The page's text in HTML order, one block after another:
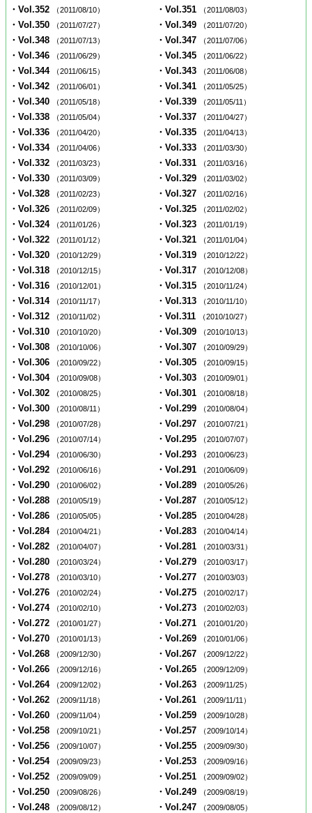
・Vol.352 （2011/08/10） ・Vol.351 （2011/08/03）
・Vol.350 （2011/07/27） ・Vol.349 （2011/07/20）
・Vol.348 （2011/07/13） ・Vol.347 （2011/07/06）
・Vol.346 （2011/06/29） ・Vol.345 （2011/06/22）
・Vol.344 （2011/06/15） ・Vol.343 （2011/06/08）
・Vol.342 （2011/06/01） ・Vol.341 （2011/05/25）
・Vol.340 （2011/05/18） ・Vol.339 （2011/05/11）
・Vol.338 （2011/05/04） ・Vol.337 （2011/04/27）
・Vol.336 （2011/04/20） ・Vol.335 （2011/04/13）
・Vol.334 （2011/04/06） ・Vol.333 （2011/03/30）
・Vol.332 （2011/03/23） ・Vol.331 （2011/03/16）
・Vol.330 （2011/03/09） ・Vol.329 （2011/03/02）
・Vol.328 （2011/02/23） ・Vol.327 （2011/02/16）
・Vol.326 （2011/02/09） ・Vol.325 （2011/02/02）
・Vol.324 （2011/01/26） ・Vol.323 （2011/01/19）
・Vol.322 （2011/01/12） ・Vol.321 （2011/01/04）
・Vol.320 （2010/12/29） ・Vol.319 （2010/12/22）
・Vol.318 （2010/12/15） ・Vol.317 （2010/12/08）
・Vol.316 （2010/12/01） ・Vol.315 （2010/11/24）
・Vol.314 （2010/11/17） ・Vol.313 （2010/11/10）
・Vol.312 （2010/11/02） ・Vol.311 （2010/10/27）
・Vol.310 （2010/10/20） ・Vol.309 （2010/10/13）
・Vol.308 （2010/10/06） ・Vol.307 （2010/09/29）
・Vol.306 （2010/09/22） ・Vol.305 （2010/09/15）
・Vol.304 （2010/09/08） ・Vol.303 （2010/09/01）
・Vol.302 （2010/08/25） ・Vol.301 （2010/08/18）
・Vol.300 （2010/08/11） ・Vol.299 （2010/08/04）
・Vol.298 （2010/07/28） ・Vol.297 （2010/07/21）
・Vol.296 （2010/07/14） ・Vol.295 （2010/07/07）
・Vol.294 （2010/06/30） ・Vol.293 （2010/06/23）
・Vol.292 （2010/06/16） ・Vol.291 （2010/06/09）
・Vol.290 （2010/06/02） ・Vol.289 （2010/05/26）
・Vol.288 （2010/05/19） ・Vol.287 （2010/05/12）
・Vol.286 （2010/05/05） ・Vol.285 （2010/04/28）
・Vol.284 （2010/04/21） ・Vol.283 （2010/04/14）
・Vol.282 （2010/04/07） ・Vol.281 （2010/03/31）
・Vol.280 （2010/03/24） ・Vol.279 （2010/03/17）
・Vol.278 （2010/03/10） ・Vol.277 （2010/03/03）
・Vol.276 （2010/02/24） ・Vol.275 （2010/02/17）
・Vol.274 （2010/02/10） ・Vol.273 （2010/02/03）
・Vol.272 （2010/01/27） ・Vol.271 （2010/01/20）
・Vol.270 （2010/01/13） ・Vol.269 （2010/01/06）
・Vol.268 （2009/12/30） ・Vol.267 （2009/12/22）
・Vol.266 （2009/12/16） ・Vol.265 （2009/12/09）
・Vol.264 （2009/12/02） ・Vol.263 （2009/11/25）
・Vol.262 （2009/11/18） ・Vol.261 （2009/11/11）
・Vol.260 （2009/11/04） ・Vol.259 （2009/10/28）
・Vol.258 （2009/10/21） ・Vol.257 （2009/10/14）
・Vol.256 （2009/10/07） ・Vol.255 （2009/09/30）
・Vol.254 （2009/09/23） ・Vol.253 （2009/09/16）
・Vol.252 （2009/09/09） ・Vol.251 （2009/09/02）
・Vol.250 （2009/08/26） ・Vol.249 （2009/08/19）
・Vol.248 （2009/08/12） ・Vol.247 （2009/08/05）